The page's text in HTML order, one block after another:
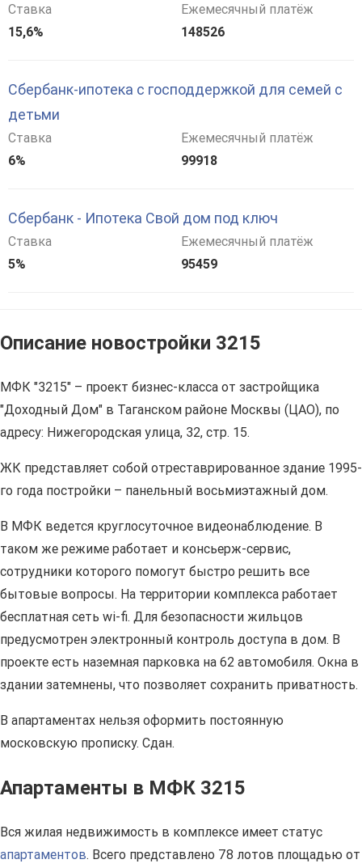
Ставка
15,6%
Ежемесячный платёж
148526
Сбербанк-ипотека с господдержкой для семей с
детьми
Ставка
6%
Ежемесячный платёж
99918
Сбербанк - Ипотека Свой дом под ключ
Ставка
5%
Ежемесячный платёж
95459
Описание новостройки 3215
МФК "3215" – проект бизнес-класса от застройщика
"Доходный Дом" в Таганском районе Москвы (ЦАО), по
адресу: Нижегородская улица, 32, стр. 15.
ЖК представляет собой отреставрированное здание 1995-
го года постройки – панельный восьмиэтажный дом.
В МФК ведется круглосуточное видеонаблюдение. В
таком же режиме работает и консьерж-сервис,
сотрудники которого помогут быстро решить все
бытовые вопросы. На территории комплекса работает
бесплатная сеть wi-fi. Для безопасности жильцов
предусмотрен электронный контроль доступа в дом. В
проекте есть наземная парковка на 62 автомобиля. Окна в
здании затемнены, что позволяет сохранить приватность.
В апартаментах нельзя оформить постоянную
московскую прописку. Сдан.
Апартаменты в МФК 3215
Вся жилая недвижимость в комплексе имеет статус
апартаментов. Всего представлено 78 лотов площадью от